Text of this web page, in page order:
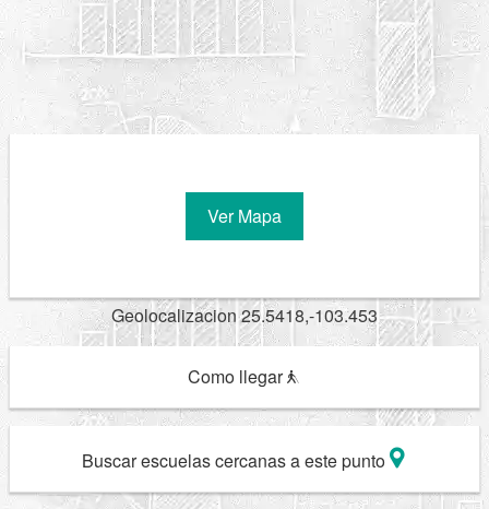
Ver Mapa
Geolocalizacion 25.5418,-103.453
Como llegar
Buscar escuelas cercanas a este punto